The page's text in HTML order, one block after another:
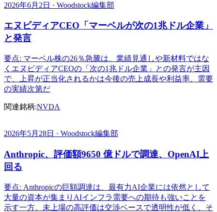
2026年6月2日 · Woodstock編集部
エヌビディアCEO「マーベルが次の1兆ドル企業」
と発言
要点: マーベル株の26％急騰は、業績見通しや新材料ではな
くエヌビディアCEOの「次の1兆ドル企業」との発言が主因
で、上昇が正当化されるかは今後の売上成長や利益率、需要
の実績次第だ
関連銘柄:NVDA
2026年5月28日 · Woodstock編集部
Anthropic、評価額9650 億ドルで調達、OpenAI上
回る
要点: Anthropicの巨額調達は、最有力AI企業には依然として
大量の資本が集まりAIインフラ需要への期待も強いことを
示す一方、未上場の高評価は交渉ベースで透明性が低く、そ